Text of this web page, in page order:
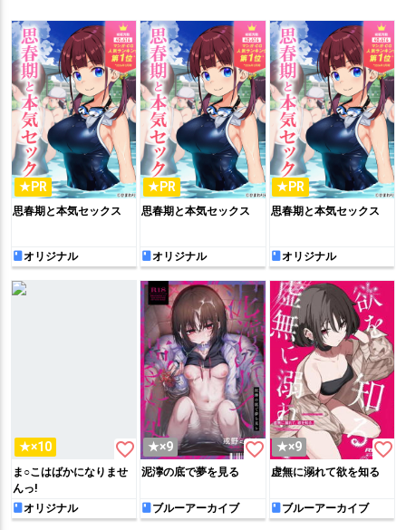
★PR
思春期と本気セックス
オリジナル
★PR
思春期と本気セックス
オリジナル
★PR
思春期と本気セックス
オリジナル
★×10 favorite_border
ま○こはばかになりませ
んっ!
オリジナル
★×9 favorite_border
泥濘の底で夢を見る
ブルーアーカイブ
★×9 favorite_border
虚無に溺れて欲を知る
ブルーアーカイブ